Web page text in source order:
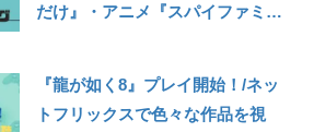
だけ』・アニメ『スパイファミリ
6月の振り返り】
『龍が如く8』プレイ開始！/ネッ
トフリックスで色々な作品を視